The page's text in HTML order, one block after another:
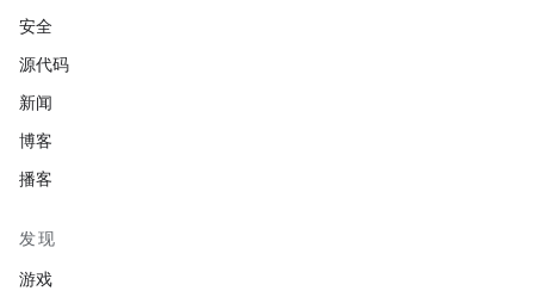
安全
源代码
新闻
博客
播客
发现
游戏